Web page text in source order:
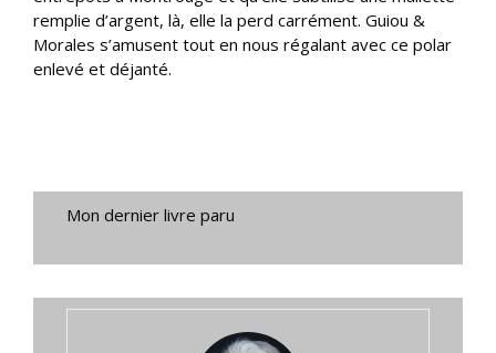
remplie d’argent, là, elle la perd carrément. Guiou &
Morales s’amusent tout en nous régalant avec ce polar
enlevé et déjanté.
Mon dernier livre paru